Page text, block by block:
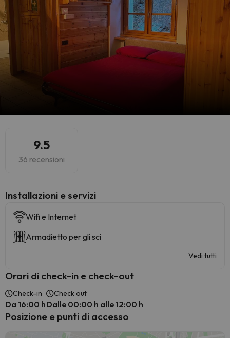
9.5
36 recensioni
Installazioni e servizi
Wifi e Internet
Armadietto per gli sci
Vedi tutti
Orari di check-in e check-out
Check-in
Da 16:00 h
Check out
Dalle 00:00 h alle 12:00 h
Posizione e punti di accesso